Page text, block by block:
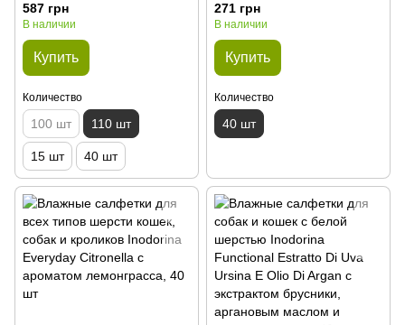
587 грн
В наличии
Купить
Количество
100 шт 110 шт
15 шт 40 шт
271 грн
В наличии
Купить
Количество
40 шт